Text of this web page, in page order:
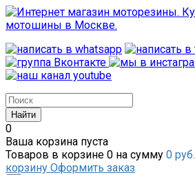
0
Ваша корзина пуста
Товаров в корзине 0 на сумму 0 руб.
корзину Оформить заказ